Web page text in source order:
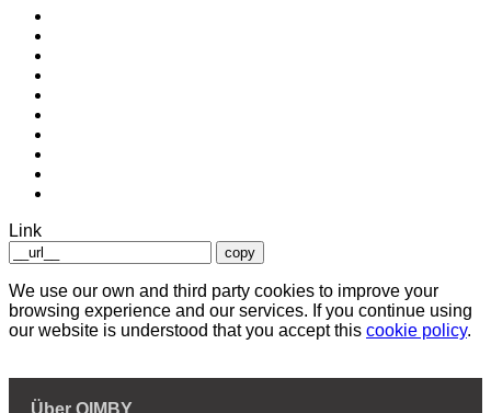
Link
copy
We use our own and third party cookies to improve your
browsing experience and our services. If you continue using
our website is understood that you accept this cookie policy.